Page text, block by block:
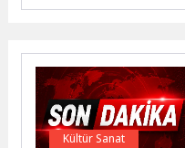
Kültür Sanat